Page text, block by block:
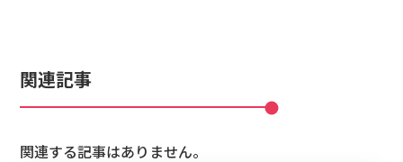
関連記事
関連する記事はありません。